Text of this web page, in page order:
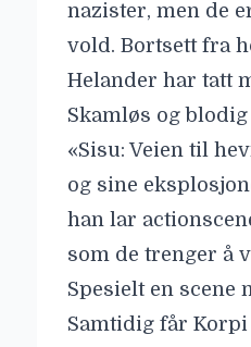
nazister, men de
vold. Bortsett fra
Helander har tatt
Skamløs og blodig
«Sisu: Veien til
og sine
han lar
som de trenger å
Spesielt en scene
Samtidig får